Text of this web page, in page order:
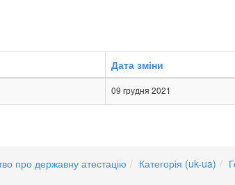
Дата зміни
09 грудня 2021
про державну атестацію Категорія (uk-ua)